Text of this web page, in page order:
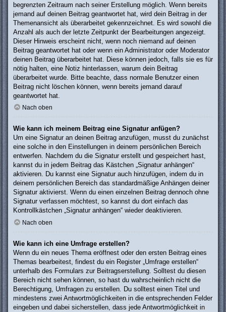
begrenzten Zeitraum nach seiner Erstellung möglich. Wenn bereits
jemand auf deinen Beitrag geantwortet hat, wird dein Beitrag in der
Themenansicht als überarbeitet gekennzeichnet. Es wird sowohl die
Anzahl als auch der letzte Zeitpunkt der Bearbeitungen angezeigt.
Dieser Hinweis erscheint nicht, wenn noch niemand auf deinen
Beitrag geantwortet hat oder wenn ein Administrator oder Moderator
deinen Beitrag überarbeitet hat. Diese können jedoch, falls sie es für
nötig halten, eine Notiz hinterlassen, warum dein Beitrag
überarbeitet wurde. Bitte beachte, dass normale Benutzer einen
Beitrag nicht löschen können, wenn bereits jemand darauf
geantwortet hat.
Nach oben
Wie kann ich meinem Beitrag eine Signatur anfügen?
Um eine Signatur an deinen Beitrag anzufügen, musst du zunächst
eine solche in den Einstellungen in deinem persönlichen Bereich
entwerfen. Nachdem du die Signatur erstellt und gespeichert hast,
kannst du in jedem Beitrag das Kästchen „Signatur anhängen“
aktivieren. Du kannst eine Signatur auch hinzufügen, indem du in
deinem persönlichen Bereich das standardmäßige Anhängen deiner
Signatur aktivierst. Wenn du einen einzelnen Beitrag dennoch ohne
Signatur verfassen möchtest, so kannst du dort einfach das
Kontrollkästchen „Signatur anhängen“ wieder deaktivieren.
Nach oben
Wie kann ich eine Umfrage erstellen?
Wenn du ein neues Thema eröffnest oder den ersten Beitrag eines
Themas bearbeitest, findest du ein Register „Umfrage erstellen“
unterhalb des Formulars zur Beitragserstellung. Solltest du diesen
Bereich nicht sehen können, so hast du wahrscheinlich nicht die
Berechtigung, Umfragen zu erstellen. Du solltest einen Titel und
mindestens zwei Antwortmöglichkeiten in die entsprechenden Felder
eingeben und dabei sicherstellen, dass jede Antwortmöglichkeit in